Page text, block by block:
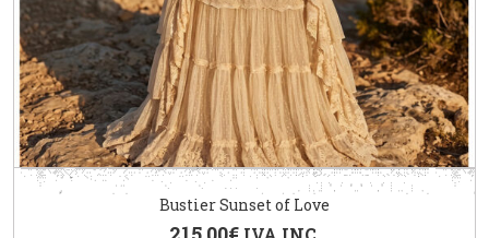
Bustier Sunset of Love